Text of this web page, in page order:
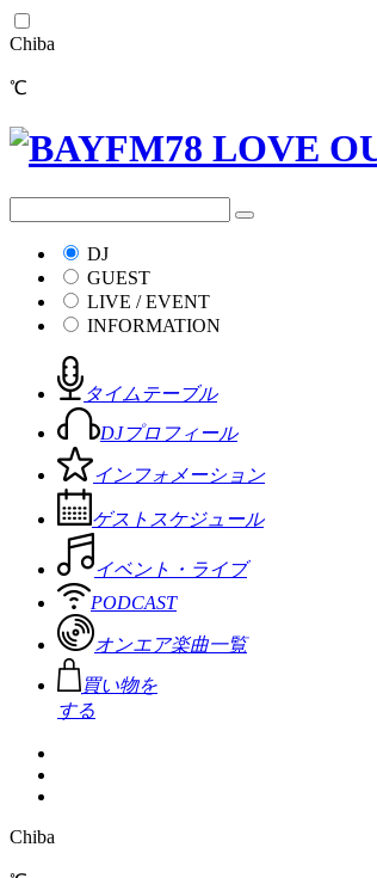
Chiba
℃
DJ
GUEST
LIVE / EVENT
INFORMATION
タイムテーブル
DJプロフィール
インフォメーション
ゲストスケジュール
イベント・ライブ
PODCAST
オンエア楽曲一覧
買い物を
する
Chiba